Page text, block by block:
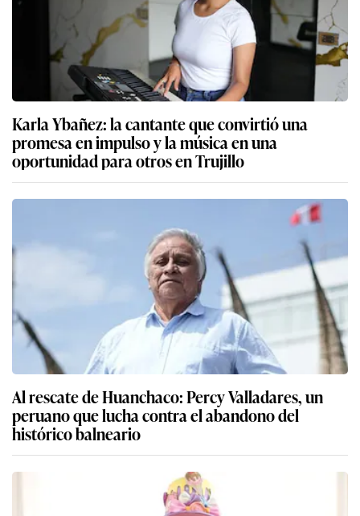
Karla Ybañez: la cantante que convirtió una
promesa en impulso y la música en una
oportunidad para otros en Trujillo
Al rescate de Huanchaco: Percy Valladares, un
peruano que lucha contra el abandono del
histórico balneario